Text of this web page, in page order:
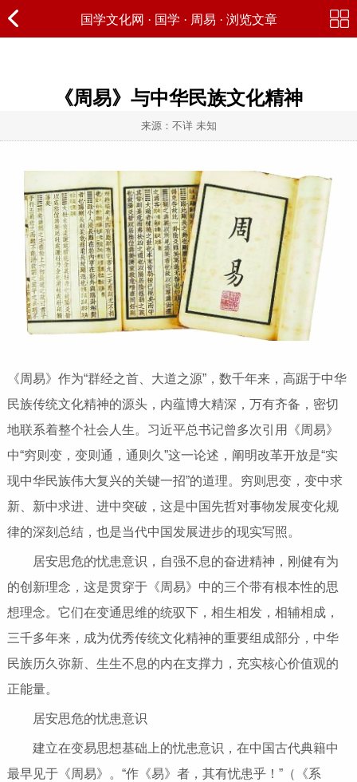
国学文化网 · 国学 · 周易 · 浏览文章
《周易》与中华民族文化精神
来源：不详 未知
《周易》作为“群经之首、大道之源”，数千年来，高踞于中华
民族传统文化精神的源头，内蕴博大精深，万有齐备，密切
地联系着整个社会人生。习近平总书记曾多次引用《周易》
中“穷则变，变则通，通则久”这一论述，阐明改革开放是“实
现中华民族伟大复兴的关键一招”的道理。穷则思变，变中求
新、新中求进、进中突破，这是中国先哲对事物发展变化规
律的深刻总结，也是当代中国发展进步的现实写照。
居安思危的忧患意识，自强不息的奋进精神，刚健有为
的创新理念，这是贯穿于《周易》中的三个带有根本性的思
想理念。它们在变通思维的统驭下，相生相发，相辅相成，
三千多年来，成为优秀传统文化精神的重要组成部分，中华
民族历久弥新、生生不息的内在支撑力，充实核心价值观的
正能量。
居安思危的忧患意识
建立在变易思想基础上的忧患意识，在中国古代典籍中
最早见于《周易》。“作《易》者，其有忧患乎！”（《系